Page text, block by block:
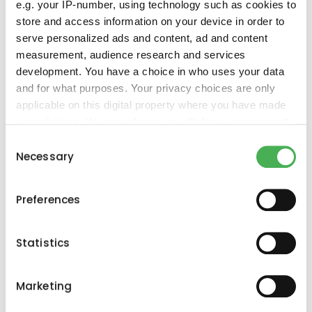
e.g. your IP-number, using technology such as cookies to
store and access information on your device in order to
serve personalized ads and content, ad and content
measurement, audience research and services
development. You have a choice in who uses your data
and for what purposes. Your privacy choices are only
applicable on this digital property where you have made
the Privacy trigger icon.
Collect information about your geographical
meters
Identify your device by actively scanning it for
Find out more about how your personal data is processed
Selection
Necessary
Preferences
Statistics
Marketing
Rellenar los huecos
Analice los datos y optimice sus activos
informáticos
Evoluciona según tus condiciones
Seleccione
Capital
para financiar
sus activos tecnológicos